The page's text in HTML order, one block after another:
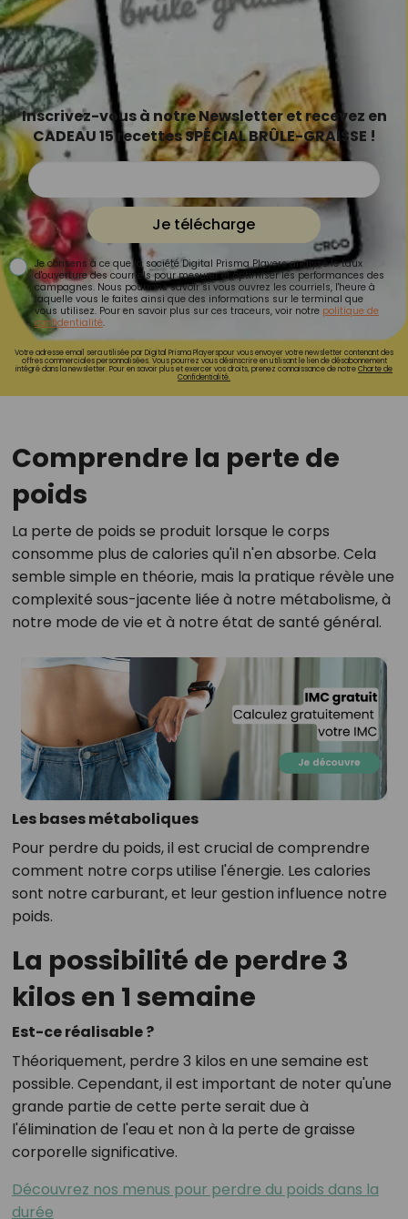
Inscrivez-vous à notre Newsletter et recevez en
CADEAU 15 recettes SPÉCIAL BRÛLE-GRAISSE !
Je télécharge
Je consens à ce que la société Digital Prisma Players analyse le taux
d'ouverture des courriels pour mesurer et optimiser les performances des
campagnes. Nous pourrons savoir si vous ouvrez les courriels, l'heure à
laquelle vous le faites ainsi que des informations sur le terminal que
vous utilisez. Pour en savoir plus sur ces traceurs, voir notre politique de
confidentialité.
Votre adresse email sera utilisée par Digital Prisma Playerspour vous envoyer votre newsletter contenant des
offres commerciales personnalisées. Vous pourrez vous désinscrire en utilisant le lien de désabonnement
intégré dans la newsletter. Pour en savoir plus et exercer vos droits, prenez connaissance de notreCharte de
Confidentialité.
Comprendre la perte de
poids
La perte de poids se produit lorsque le corps
consomme plus de calories qu'il n'en absorbe. Cela
semble simple en théorie, mais la pratique révèle une
complexité sous-jacente liée à notre métabolisme, à
notre mode de vie et à notre état de santé général.
Les bases métaboliques
Pour perdre du poids, il est crucial de comprendre
comment notre corps utilise l'énergie. Les calories
sont notre carburant, et leur gestion influence notre
poids.
La possibilité de perdre 3
kilos en 1 semaine
Est-ce réalisable ?
Théoriquement, perdre 3 kilos en une semaine est
possible. Cependant, il est important de noter qu'une
grande partie de cette perte serait due à
l'élimination de l'eau et non à la perte de graisse
corporelle significative.
Découvrez nos menus pour perdre du poids dans la
durée